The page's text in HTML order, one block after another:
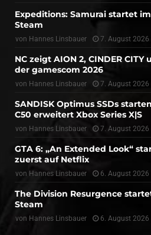
Expeditions: Samurai startet
Steam
von Hannes Linsbauer 7. August 2026
NC zeigt AION 2, CINDER
der gamescom 2026
von Hannes Linsbauer 7. August 2026
SANDISK Optimus SSDs
C50 erweitert Xbox Series X|S
von Hannes Linsbauer 7. August 2026
GTA 6: „An Extended Look“
zuerst auf Netflix
von Hannes Linsbauer 6. August 2026
The Division Resurgence
Steam
von Hannes Linsbauer 6. August 2026